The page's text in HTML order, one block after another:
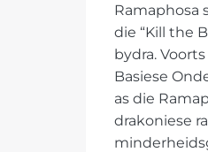
Ramaphosa
die “Kill the
bydra.
Basiese
as die
drakoniese